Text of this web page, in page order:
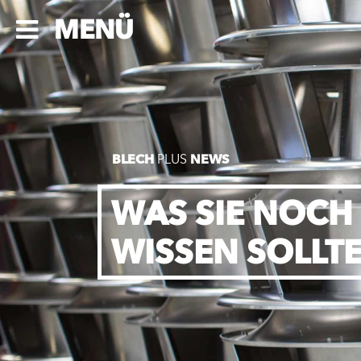
MENÜ
BLECHPLUS NEWS
WAS SIE NOCH
WISSEN